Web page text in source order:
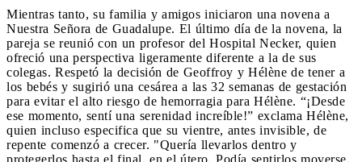
Mientras tanto, su familia y amigos iniciaron una novena a
Nuestra Señora de Guadalupe. El último día de la novena, la
pareja se reunió con un profesor del Hospital Necker, quien
ofreció una perspectiva ligeramente diferente a la de sus
colegas. Respetó la decisión de Geoffroy y Hélène de tener a
los bebés y sugirió una cesárea a las 32 semanas de gestación
para evitar el alto riesgo de hemorragia para Hélène. “¡Desde
ese momento, sentí una serenidad increíble!” exclama Hélène,
quien incluso especifica que su vientre, antes invisible, de
repente comenzó a crecer. "Quería llevarlos dentro y
protegerlos hasta el final, en el útero. Podía sentirlos moverse,